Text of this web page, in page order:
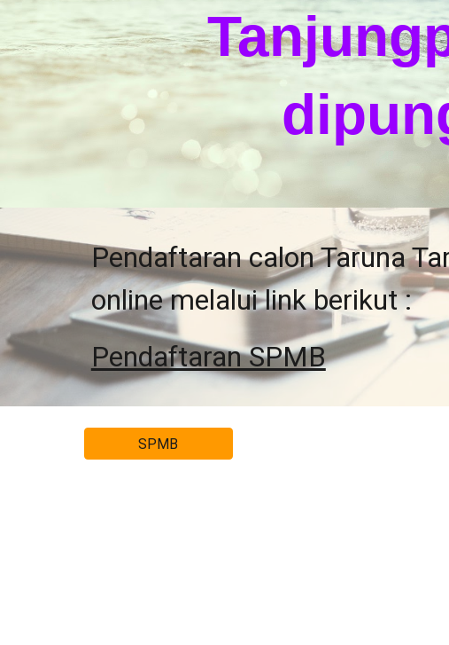
Pendaftaran calon Taruna
online melalui link berikut :
Pendaftaran SPMB
SPMB